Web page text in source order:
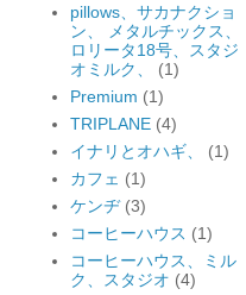
pillows、サカナクショ
ン、 メタルチックス、
ロリータ18号、スタジ
オミルク、
(1)
Premium (1)
TRIPLANE (4)
イナリとオハギ、
(1)
カフェ (1)
ケンヂ (3)
コーヒーハウス (1)
コーヒーハウス、ミル
ク、スタジオ (4)